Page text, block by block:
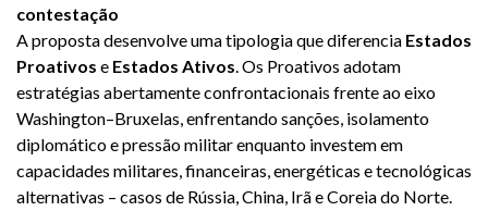
contestação
A proposta desenvolve uma tipologia que diferencia Estados
Proativos e Estados Ativos. Os Proativos adotam
estratégias abertamente confrontacionais frente ao eixo
Washington–Bruxelas, enfrentando sanções, isolamento
diplomático e pressão militar enquanto investem em
capacidades militares, financeiras, energéticas e tecnológicas
alternativas – casos de Rússia, China, Irã e Coreia do Norte.